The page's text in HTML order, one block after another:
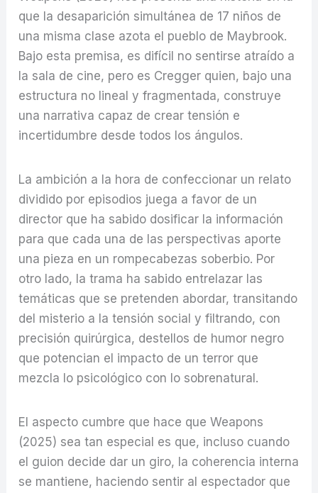
que la desaparición simultánea de 17 niños de
una misma clase azota el pueblo de Maybrook.
Bajo esta premisa, es difícil no sentirse atraído a
la sala de cine, pero es Cregger quien, bajo una
estructura no lineal y fragmentada, construye
una narrativa capaz de crear tensión e
incertidumbre desde todos los ángulos.
La ambición a la hora de confeccionar un relato
dividido por episodios juega a favor de un
director que ha sabido dosificar la información
para que cada una de las perspectivas aporte
una pieza en un rompecabezas soberbio. Por
otro lado, la trama ha sabido entrelazar las
temáticas que se pretenden abordar, transitando
del misterio a la tensión social y filtrando, con
precisión quirúrgica, destellos de humor negro
que potencian el impacto de un terror que
mezcla lo psicológico con lo sobrenatural.
El aspecto cumbre que hace que Weapons
(2025) sea tan especial es que, incluso cuando
el guion decide dar un giro, la coherencia interna
se mantiene, haciendo sentir al espectador que